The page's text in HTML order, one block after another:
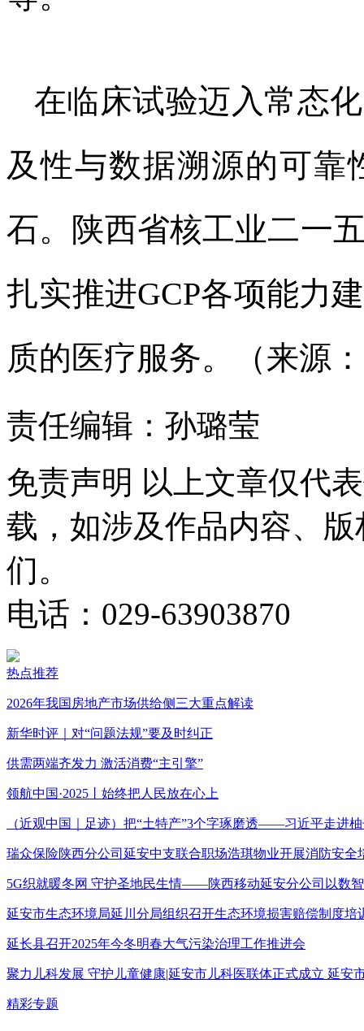
在临床试验迈入常态
及性与数据溯源的可靠
石。陕西省核工业二一
扎实推进GCP各项能力
质的医疗服务。（来源
责任编辑：孙璐莹
免责声明 以上文章仅代
载，如涉及作品内容、
们。
电话：029-63903870
热点推荐
2026年我国房地产市场供给侧三大重点解读
新华时评｜对“问题法规”要及时纠正
供需两端齐发力 激活消费“主引擎”
领航中国·2025丨始终把人民放在心上
（近观中国｜足迹）把“土特产”3个字琢磨透——习近平走进
瑞众保险陕西分公司延安中支联合职场浩琪物业开展消防安全
5G织就暖冬网 守护圣地民生情——陕西移动延安分公司以数
延安市生态环境局延川分局组织召开生态环境损害赔偿制度培
延长县召开2025年今冬明春大气污染治理工作推进会
聚力儿科发展 守护儿童健康|延安市儿科医联体正式成立 延安
精彩专题